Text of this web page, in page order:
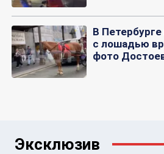
В
с лошадью
фото
Эксклюзив